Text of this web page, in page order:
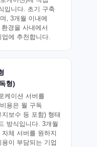
입니다. 초기 구축
, 3개월 이내에
경을 사내에서
에 추천합니다.
형)
케이션 서버를
용은 월 구독
보수 등 포함) 형태
방식입니다. 3개월
체 서버를 원하지
이 부담되는 기업